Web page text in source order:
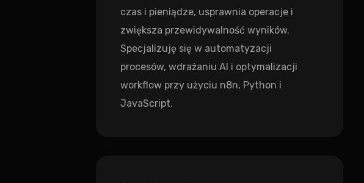
czas i pieniądze, usprawnia operacje i
zwiększa przewidywalność wyników.
Specjalizuję się w automatyzacji
procesów, wdrażaniu AI i optymalizacji
workflow przy użyciu n8n, Python i
JavaScript.